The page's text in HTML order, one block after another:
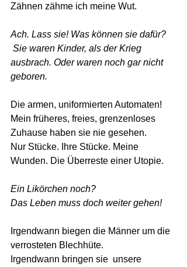
Zähnen zähme ich meine Wut.
Ach. Lass sie! Was können sie dafür?
ausbrach. Oder waren noch gar nicht
geboren.
Die armen, uniformierten Automaten!
Mein früheres, freies, grenzenloses
Zuhause haben sie nie gesehen.
Nur Stücke. Ihre Stücke. Meine
Wunden. Die Überreste einer Utopie.
Ein Likörchen noch?
Das Leben muss doch weiter gehen!
Irgendwann biegen die Männer um die
verrosteten Blechhüte.
Irgendwann bringen sie  unsere